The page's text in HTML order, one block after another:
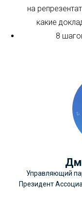
на
какие
8
Управляющий
Президент